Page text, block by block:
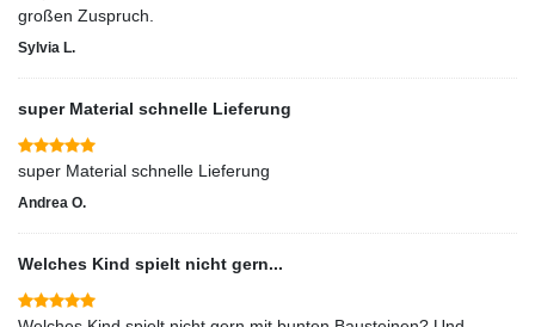
großen Zuspruch.
Sylvia L.
super Material schnelle Lieferung
super Material schnelle Lieferung
Andrea O.
Welches Kind spielt nicht gern...